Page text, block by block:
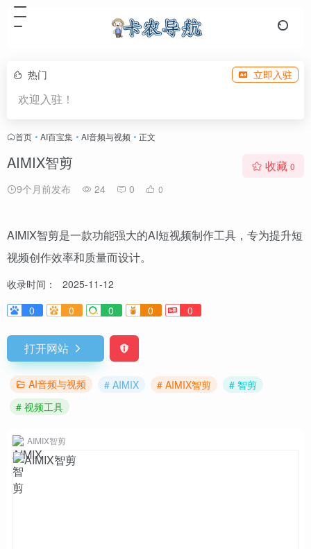
热门 立即入驻
欢迎入驻！
首页 • AI百宝集 • AI音频与视频 • 正文
AIMIX智剪
9个月前发布 24 0 0
收藏 0
AIMIX智剪是一款功能强大的AI短视频制作工具，专为提升短
视频创作效率和质量而设计。
收录时间：
2025-11-12
0
0 0 0 0
打开网站
AI音频与视频 # AIMIX # AIMIX智剪
# 智剪
# 视频工具
AIMIX智剪